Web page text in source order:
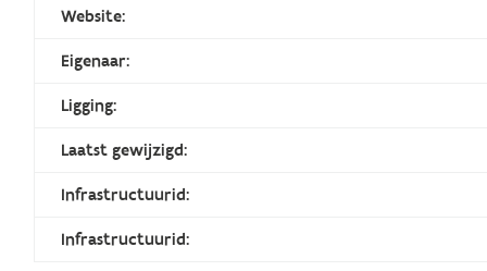
Website:
Eigenaar:
Ligging:
Laatst gewijzigd:
Infrastructuurid:
Infrastructuurid: